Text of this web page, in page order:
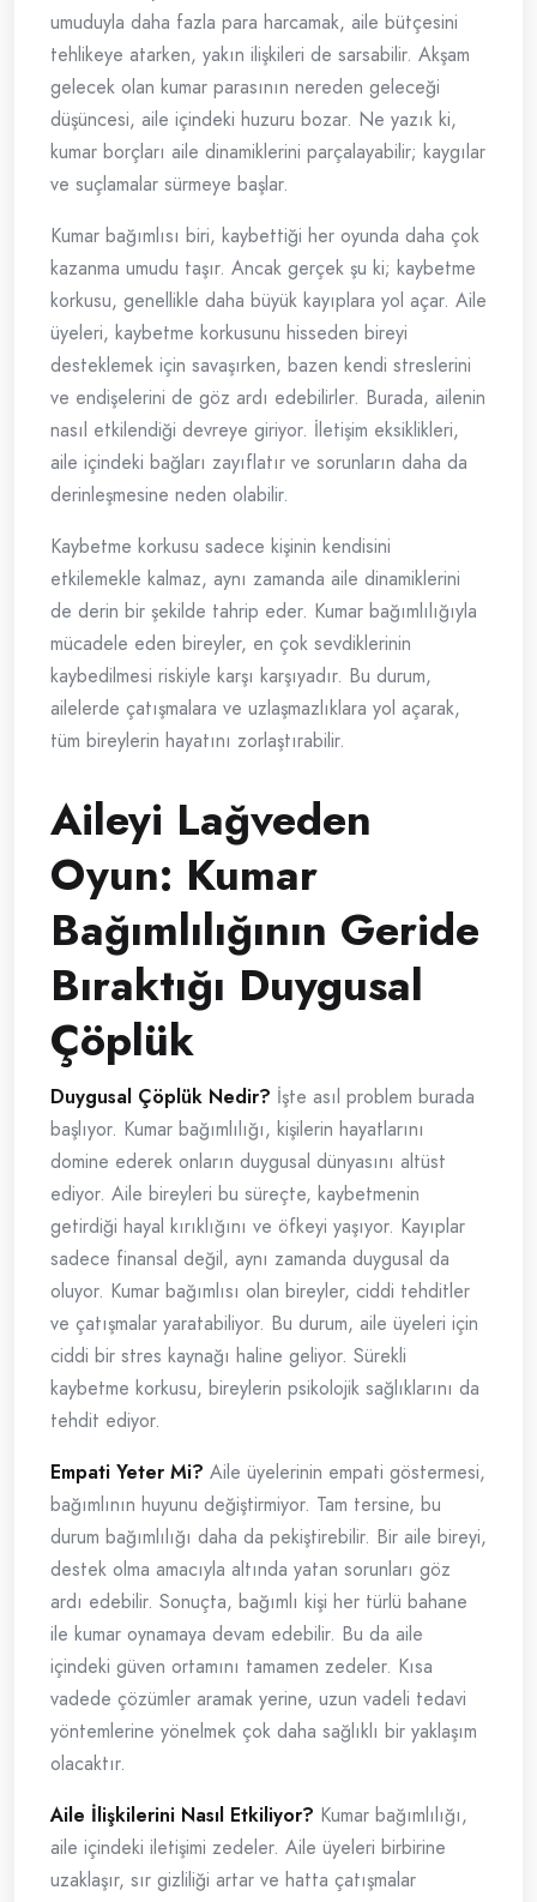
umuduyla daha fazla para harcamak, aile bütçesini
tehlikeye atarken, yakın ilişkileri de sarsabilir. Akşam
gelecek olan kumar parasının nereden geleceği
düşüncesi, aile içindeki huzuru bozar. Ne yazık ki,
kumar borçları aile dinamiklerini parçalayabilir; kaygılar
ve suçlamalar sürmeye başlar.
Kumar bağımlısı biri, kaybettiği her oyunda daha çok
kazanma umudu taşır. Ancak gerçek şu ki; kaybetme
korkusu, genellikle daha büyük kayıplara yol açar. Aile
üyeleri, kaybetme korkusunu hisseden bireyi
desteklemek için savaşırken, bazen kendi streslerini
ve endişelerini de göz ardı edebilirler. Burada, ailenin
nasıl etkilendiği devreye giriyor. İletişim eksiklikleri,
aile içindeki bağları zayıflatır ve sorunların daha da
derinleşmesine neden olabilir.
Kaybetme korkusu sadece kişinin kendisini
etkilemekle kalmaz, aynı zamanda aile dinamiklerini
de derin bir şekilde tahrip eder. Kumar bağımlılığıyla
mücadele eden bireyler, en çok sevdiklerinin
kaybedilmesi riskiyle karşı karşıyadır. Bu durum,
ailelerde çatışmalara ve uzlaşmazlıklara yol açarak,
tüm bireylerin hayatını zorlaştırabilir.
Aileyi Lağveden
Oyun: Kumar
Bağımlılığının Geride
Bıraktığı Duygusal
Çöplük
Duygusal Çöplük Nedir? İşte asıl problem burada
başlıyor. Kumar bağımlılığı, kişilerin hayatlarını
domine ederek onların duygusal dünyasını altüst
ediyor. Aile bireyleri bu süreçte, kaybetmenin
getirdiği hayal kırıklığını ve öfkeyi yaşıyor. Kayıplar
sadece finansal değil, aynı zamanda duygusal da
oluyor. Kumar bağımlısı olan bireyler, ciddi tehditler
ve çatışmalar yaratabiliyor. Bu durum, aile üyeleri için
ciddi bir stres kaynağı haline geliyor. Sürekli
kaybetme korkusu, bireylerin psikolojik sağlıklarını da
tehdit ediyor.
Empati Yeter Mi? Aile üyelerinin empati göstermesi,
bağımlının huyunu değiştirmiyor. Tam tersine, bu
durum bağımlılığı daha da pekiştirebilir. Bir aile bireyi,
destek olma amacıyla altında yatan sorunları göz
ardı edebilir. Sonuçta, bağımlı kişi her türlü bahane
ile kumar oynamaya devam edebilir. Bu da aile
içindeki güven ortamını tamamen zedeler. Kısa
vadede çözümler aramak yerine, uzun vadeli tedavi
yöntemlerine yönelmek çok daha sağlıklı bir yaklaşım
olacaktır.
Aile İlişkilerini Nasıl Etkiliyor? Kumar bağımlılığı,
aile içindeki iletişimi zedeler. Aile üyeleri birbirine
uzaklaşır, sır gizliliği artar ve hatta çatışmalar